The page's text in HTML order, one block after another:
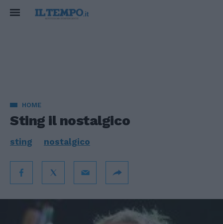
HOME
Sting il nostalgico
sting nostalgico